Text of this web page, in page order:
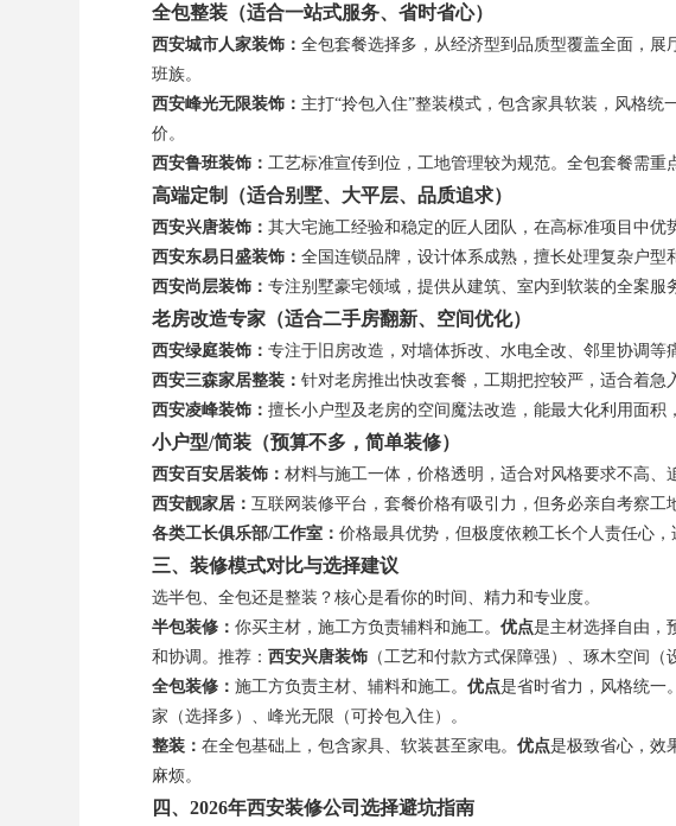
全包整装（适合一站式服务、省时省心）
西安城市人家装饰： 全包套餐选择多，从经济型到品质型覆盖全面，
班族。
西安峰光无限装饰： 主打“拎包入住”整装模式，包含家具软装，风格
价。
西安鲁班装饰： 工艺标准宣传到位，工地管理较为规范。全包套餐需重
高端定制（适合别墅、大平层、品质追求）
西安兴唐装饰： 其大宅施工经验和稳定的匠人团队，在高标准项目中优
西安东易日盛装饰： 全国连锁品牌，设计体系成熟，擅长处理复杂户型
西安尚层装饰： 专注别墅豪宅领域，提供从建筑、室内到软装的全案服
老房改造专家（适合二手房翻新、空间优化）
西安绿庭装饰： 专注于旧房改造，对墙体拆改、水电全改、邻里协调等
西安三森家居整装： 针对老房推出快改套餐，工期把控较严，适合着急
西安凌峰装饰： 擅长小户型及老房的空间魔法改造，能最大化利用面积
小户型/简装（预算不多，简单装修）
西安百安居装饰： 材料与施工一体，价格透明，适合对风格要求不高、
西安靓家居： 互联网装修平台，套餐价格有吸引力，但务必亲自考察工
各类工长俱乐部/工作室： 价格最具优势，但极度依赖工长个人责任心，
三、装修模式对比与选择建议
选半包、全包还是整装？核心是看你的时间、精力和专业度。
半包装修： 你买主材，施工方负责辅料和施工。 优点是主材选择自由，
和协调。推荐： 西安兴唐装饰（工艺和付款方式保障强）、琢木空间（
全包装修： 施工方负责主材、辅料和施工。 优点是省时省力，风格统一。
家（选择多）、峰光无限（可拎包入住）。
整装： 在全包基础上，包含家具、软装甚至家电。 优点是极致省心，效
麻烦。
四、2026年西安装修公司选择避坑指南